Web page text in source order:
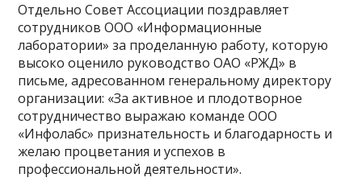
Отдельно Совет Ассоциации поздравляет
сотрудников ООО «Информационные
лаборатории» за проделанную работу, которую
высоко оценило руководство ОАО «РЖД» в
письме, адресованном генеральному директору
организации: «За активное и плодотворное
сотрудничество выражаю команде ООО
«Инфолабс» признательность и благодарность и
желаю процветания и успехов в
профессиональной деятельности».